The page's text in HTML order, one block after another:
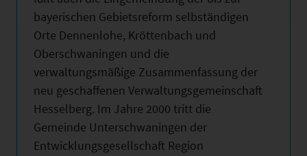
bayerischen Gebietsreform selbständigen
Orte Dennenlohe, Kröttenbach und
Oberschwaningen und die
verwaltungsmäßige Zusammenfassung der
neu geschaffenen Verwaltungsgemeinschaft
Hesselberg. Im Jahre 2000 tritt die
Gemeinde Unterschwaningen der
Entwicklungsgesellschaft Region